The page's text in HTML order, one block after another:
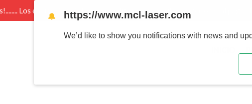
Los envios Por MENOR se realizan 48 hs habiles porteriores al pago
🔔 https://www.mcl-laser.com
We’d like to show you notifications with news and